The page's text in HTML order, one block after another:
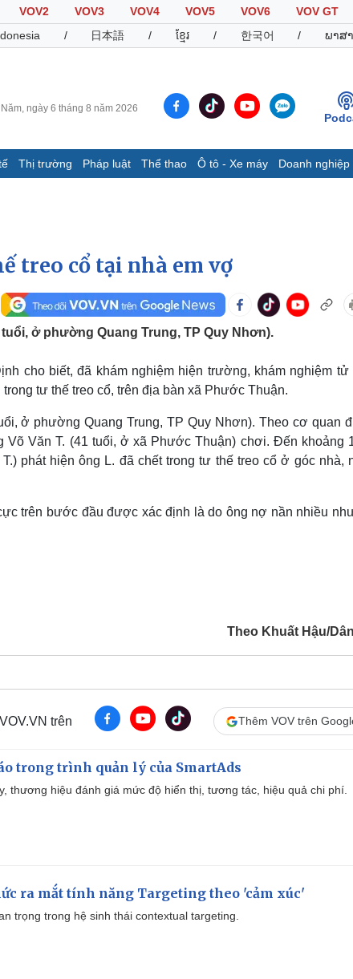
VOV2 VOV3 VOV4 VOV5 VOV6
VOV GT
/ 日本語 / ខ្មែរ / 한국어 / ພາສ
ngày 6 tháng 8 năm 2026
Thị trường Pháp luật Thể thao Ô tô - Xe máy Doanh nghiệp
Hồ sơ
Infographic
Thể thao
Lịch thi đấu bóng đá
Thế giới thể thao
Hậu trường
Ô tô - Xe máy
Xe máy
Tư vấn
Vì
Văn hóa
Sân khấu - Điện ảnh
Di sản
Giải trí
Nghệ sĩ
Du
Tư
treo cổ tại nhà em vợ
ở phường Quang Trung, TP Quy Nhơn).
cho biết, đã khám nghiệm hiện trường, khám nghiệm tử
tư thế treo cổ, trên địa bàn xã Phước Thuận.
ở phường Quang Trung, TP Quy Nhơn). Theo cơ quan
Võ Văn T. (41 tuổi, ở xã Phước Thuận) chơi. Đến khoảng
phát hiện ông L. đã chết trong tư thế treo cổ ở góc nhà,
trên bước đầu được xác định là do ông nợ nần nhiều
Theo Khuất Hậu/
trên Thêm VOV trên
trong trình quản lý của SmartAds
thương hiệu đánh giá mức độ hiển thị, tương tác, hiệu quả chi phí.
ra mắt tính năng Targeting theo 'cảm xúc'
trọng trong hệ sinh thái contextual targeting.